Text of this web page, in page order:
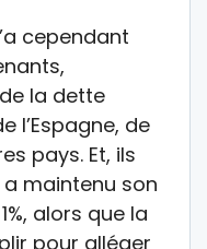
cependant
la dette
l’Espagne, de
pays. Et, ils
a maintenu son
alors que la
pour alléger